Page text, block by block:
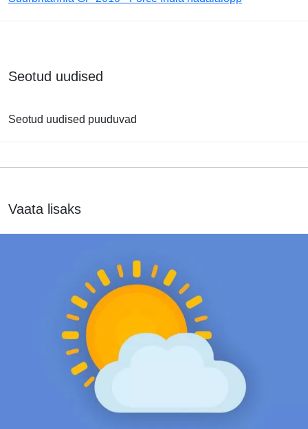
Seotud uudised
Seotud uudised puuduvad
Vaata lisaks